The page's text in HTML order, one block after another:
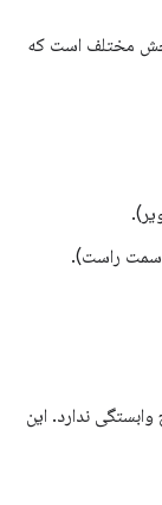
است که
راست).
ندارد. این